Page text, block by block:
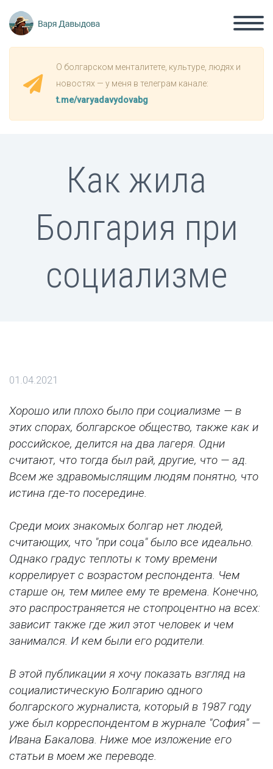
О болгарском менталитете, культуре, людях и
новостях — у меня в телеграм канале:
t.me/varyadavydovabg
Как жила
Болгария при
социализме
01.04.2021
Хорошо или плохо было при социализме — в
этих спорах, болгарское общество, также как и
российское, делится на два лагеря. Одни
считают, что тогда был рай, другие, что — ад.
Всем же здравомыслящим людям понятно, что
истина где-то посередине.
Среди моих знакомых болгар нет людей,
считающих, что "при соца" было все идеально.
Однако градус теплоты к тому времени
коррелирует с возрастом респондента. Чем
старше он, тем милее ему те времена. Конечно,
это распространяется не стопроцентно на всех:
зависит также где жил этот человек и чем
занимался. И кем были его родители.
В этой публикации я хочу показать взгляд на
социалистическую Болгарию одного
болгарского журналиста, который в 1987 году
уже был корреспондентом в журнале "София" —
Ивана Бакалова. Ниже мое изложение его
статьи в моем же переводе.